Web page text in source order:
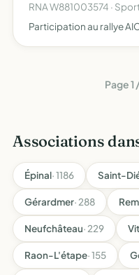
RNA W881003574 ·
Participation au rallye
Page 1
Associations
Épinal· 1186 Saint-
Gérardmer· 288
Neufchâteau· 229
Raon-L'étape· 155